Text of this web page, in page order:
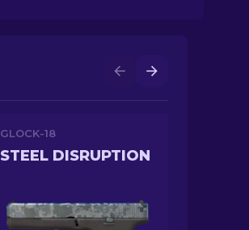
GLOCK-18
STEEL DISRUPTION